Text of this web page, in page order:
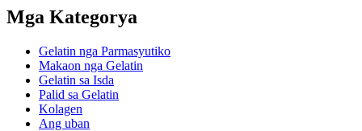
Mga Kategorya
Gelatin nga Parmasyutiko
Makaon nga Gelatin
Gelatin sa Isda
Palid sa Gelatin
Kolagen
Ang uban